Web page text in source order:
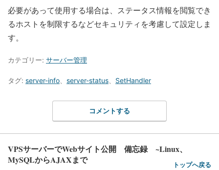
必要があって使用する場合は、ステータス情報を閲覧でき
るホストを制限するなどセキュリティを考慮して設定しま
す。
カテゴリー: サーバー管理
タグ: server-info server-status SetHandler
コメントする
VPSサーバーでWebサイト公開 備忘録 ~Linux、
MySQLからAJAXまで
トップへ戻る